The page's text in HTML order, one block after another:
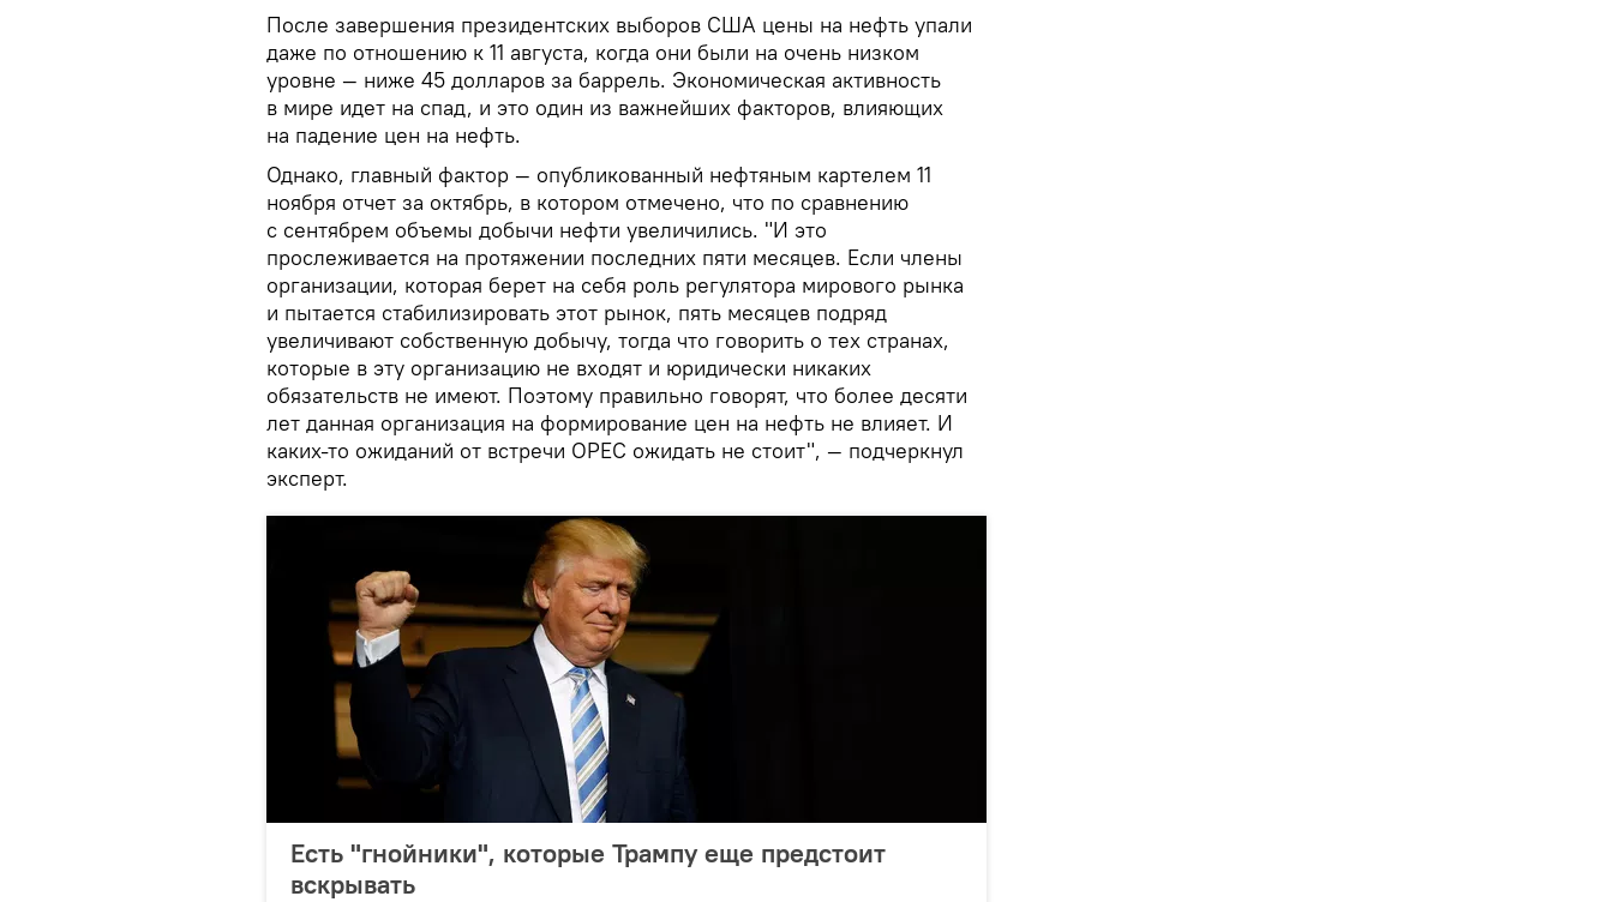
После завершения президентских выборов США цены на нефть упали
даже по отношению к 11 августа, когда они были на очень низком
уровне — ниже 45 долларов за баррель. Экономическая активность
в мире идет на спад, и это один из важнейших факторов, влияющих
на падение цен на нефть.
Однако, главный фактор — опубликованный нефтяным картелем 11
ноября отчет за октябрь, в котором отмечено, что по сравнению
с сентябрем объемы добычи нефти увеличились. "И это
прослеживается на протяжении последних пяти месяцев. Если члены
организации, которая берет на себя роль регулятора мирового рынка
и пытается стабилизировать этот рынок, пять месяцев подряд
увеличивают собственную добычу, тогда что говорить о тех странах,
которые в эту организацию не входят и юридически никаких
обязательств не имеют. Поэтому правильно говорят, что более десяти
лет данная организация на формирование цен на нефть не влияет. И
каких-то ожиданий от встречи ОРЕС ожидать не стоит", — подчеркнул
эксперт.
Есть "гнойники", которые Трампу еще предстоит
вскрывать